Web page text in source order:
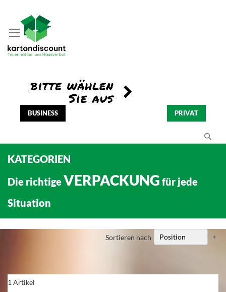
BUSINESS PRIVAT
KATEGORIEN
Die richtigeVERPACKUNG für jede
Situation
1 Artikel
Sortieren nach